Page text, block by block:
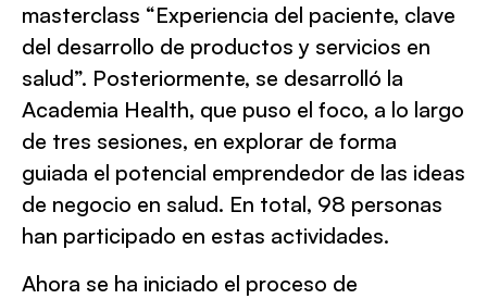
masterclass “Experiencia del paciente, clave
del desarrollo de productos y servicios en
salud”. Posteriormente, se desarrolló la
Academia Health, que puso el foco, a lo largo
de tres sesiones, en explorar de forma
guiada el potencial emprendedor de las ideas
de negocio en salud. En total, 98 personas
han participado en estas actividades.
Ahora se ha iniciado el proceso de